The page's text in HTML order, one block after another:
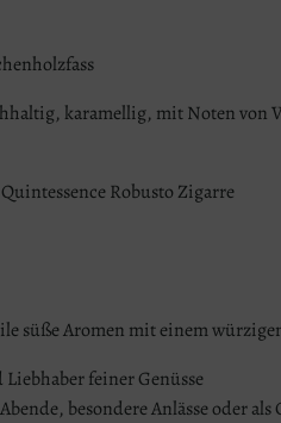
karamellig, mit Noten von
Robusto Zigarre
süße Aromen mit einem
feiner Genüsse
besondere Anlässe oder